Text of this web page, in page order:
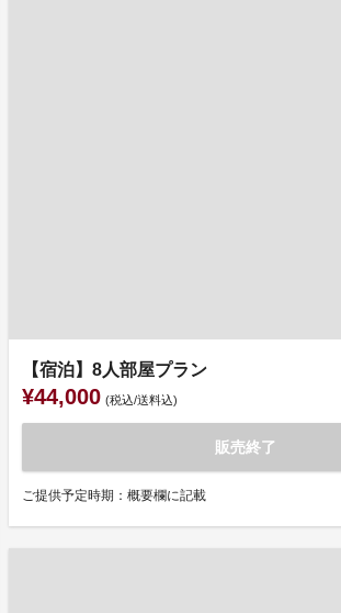
【宿泊】8人部屋プラン
¥44,000 (税込/送料込)
販売終了
ご提供予定時期：概要欄に記載